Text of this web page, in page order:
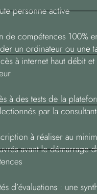
personne active
de compétences 100%
un ordinateur ou une
à internet haut débit et
à des tests de la
par la
à réaliser au
avant le démarrage
d’évaluations : une